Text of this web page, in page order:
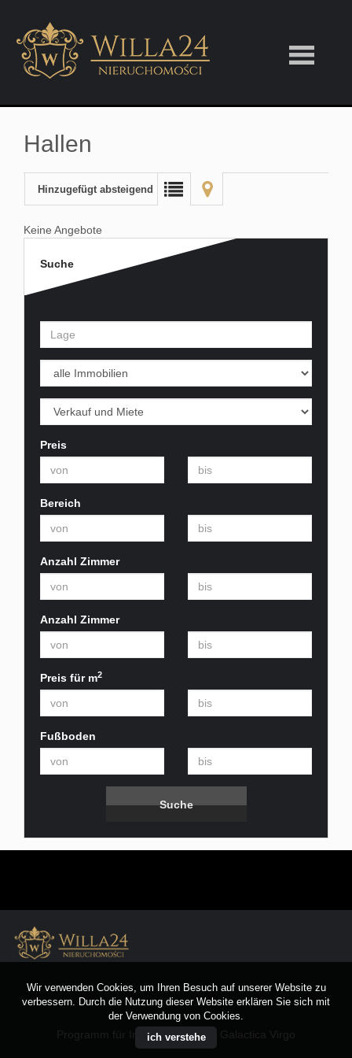
Hallen
Hinzugefügt absteigend
Keine Angebote
Suche
Preis
Bereich
Anzahl Zimmer
Anzahl Zimmer
Preis für m2
Fußboden
Programm für Immobilienmakler Galactica Virgo
Wir verwenden Cookies, um Ihren Besuch auf unserer Website zu
verbessern. Durch die Nutzung dieser Website erklären Sie sich mit
der Verwendung von Cookies.
ich verstehe